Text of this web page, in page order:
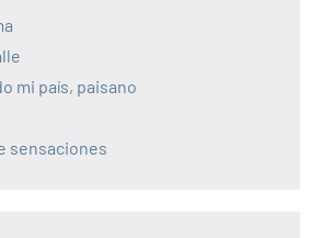
mi país, paisano
sensaciones